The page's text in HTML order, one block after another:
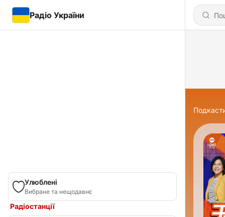
Радіо України
Улюблені
Вибране та нещодавнє
Радіостанції